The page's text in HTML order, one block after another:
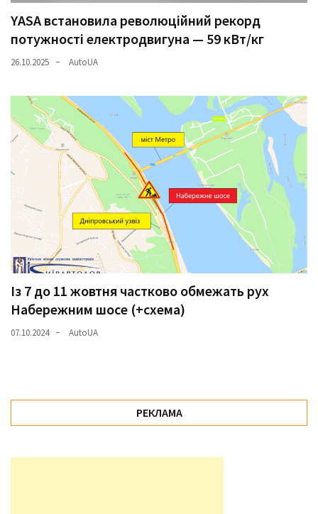
YASA встановила революційний рекорд
потужності електродвигуна — 59 кВт/кг
26.10.2025 AutoUA
Із 7 до 11 жовтня частково обмежать рух
Набережним шосе (+схема)
07.10.2024 AutoUA
РЕКЛАМА